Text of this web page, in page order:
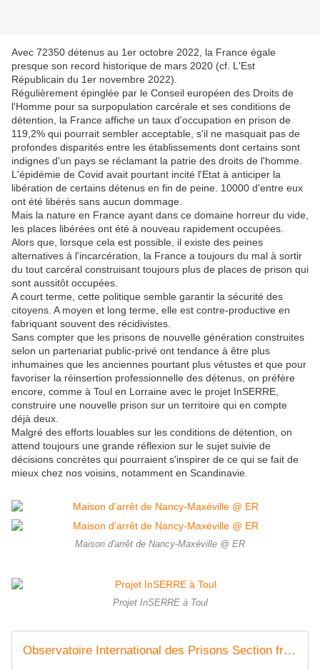
Avec 72350 détenus au 1er octobre 2022, la France égale
presque son record historique de mars 2020 (cf. L'Est
Républicain du 1er novembre 2022).
Régulièrement épinglée par le Conseil européen des Droits de
l'Homme pour sa surpopulation carcérale et ses conditions de
détention, la France affiche un taux d'occupation en prison de
119,2% qui pourrait sembler acceptable, s'il ne masquait pas de
profondes disparités entre les établissements dont certains sont
indignes d'un pays se réclamant la patrie des droits de l'homme.
L'épidémie de Covid avait pourtant incité l'Etat à anticiper la
libération de certains détenus en fin de peine. 10000 d'entre eux
ont été libérés sans aucun dommage.
Mais la nature en France ayant dans ce domaine horreur du vide,
les places libérées ont été à nouveau rapidement occupées.
Alors que, lorsque cela est possible, il existe des peines
alternatives à l'incarcération, la France a toujours du mal à sortir
du tout carcéral construisant toujours plus de places de prison qui
sont aussitôt occupées.
A court terme, cette politique semble garantir la sécurité des
citoyens. A moyen et long terme, elle est contre-productive en
fabriquant souvent des récidivistes.
Sans compter que les prisons de nouvelle génération construites
selon un partenariat public-privé ont tendance à être plus
inhumaines que les anciennes pourtant plus vétustes et que pour
favoriser la réinsertion professionnelle des détenus, on préfère
encore, comme à Toul en Lorraine avec le projet InSERRE,
construire une nouvelle prison sur un territoire qui en compte
déjà deux.
Malgré des efforts louables sur les conditions de détention, on
attend toujours une grande réflexion sur le sujet suivie de
décisions concrètes qui pourraient s'inspirer de ce qui se fait de
mieux chez nos voisins, notamment en Scandinavie.
Maison d'arrêt de Nancy-Maxéville @ ER
Projet InSERRE à Toul
Observatoire International des Prisons Section française (OIP-SF)